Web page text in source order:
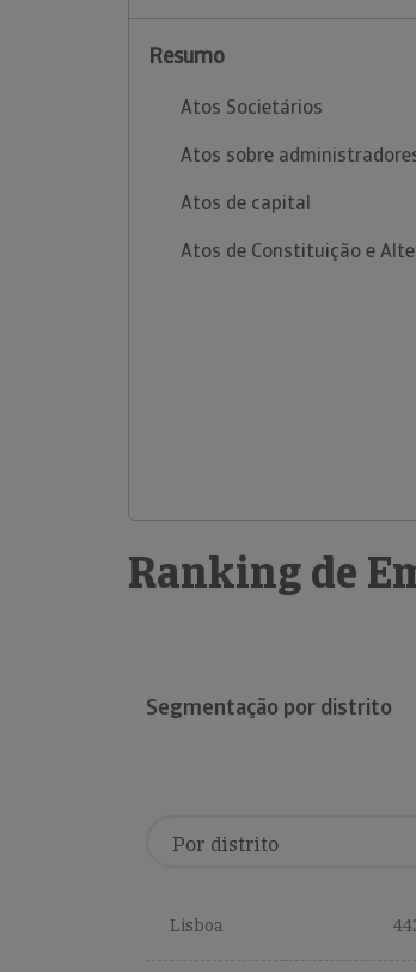
Resumo
Atos Societários
Atos sobre
Atos de capital
Atos de Constituição e
Ranking de
Segmentação por distrito
Lisboa